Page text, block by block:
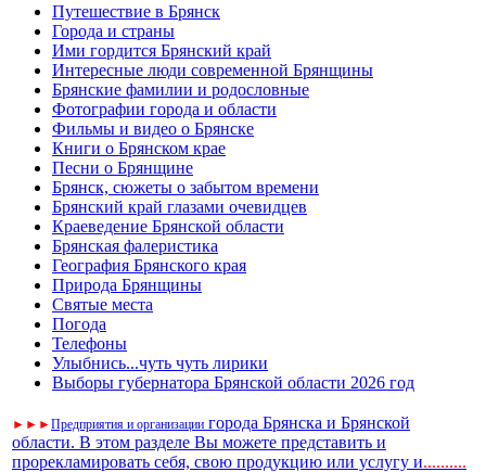
Путешествие в Брянск
Города и страны
Ими гордится Брянский край
Интересные люди современной Брянщины
Брянские фамилии и родословные
Фотографии города и области
Фильмы и видео о Брянске
Книги о Брянском крае
Песни о Брянщине
Брянск, сюжеты о забытом времени
Брянский край глазами очевидцев
Краеведение Брянской области
Брянская фалеристика
География Брянского края
Природа Брянщины
Святые места
Погода
Телефоны
Улыбнись...чуть чуть лирики
Выборы губернатора Брянской области 2026 год
► ► ►Предприятия и организации города Брянска и Брянской
области. В этом разделе Вы можете представить и
прорекламировать себя, свою продукцию или услугу и..........